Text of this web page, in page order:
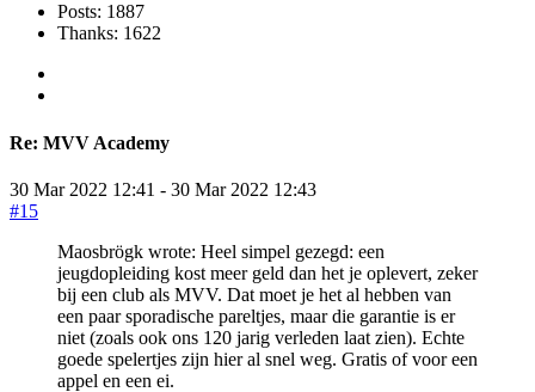
Posts: 1887
Thanks: 1622
Re: MVV Academy
30 Mar 2022 12:41 - 30 Mar 2022 12:43
#15
Maosbrögk wrote: Heel simpel gezegd: een
jeugdopleiding kost meer geld dan het je oplevert, zeker
bij een club als MVV. Dat moet je het al hebben van
een paar sporadische pareltjes, maar die garantie is er
niet (zoals ook ons 120 jarig verleden laat zien). Echte
goede spelertjes zijn hier al snel weg. Gratis of voor een
appel en een ei.